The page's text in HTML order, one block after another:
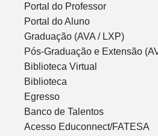
Portal do Professor
Portal do Aluno
Graduação (AVA / LXP)
Pós-Graduação e Extensão
Biblioteca Virtual
Biblioteca
Egresso
Banco de Talentos
Acesso Educonnect/FATESA